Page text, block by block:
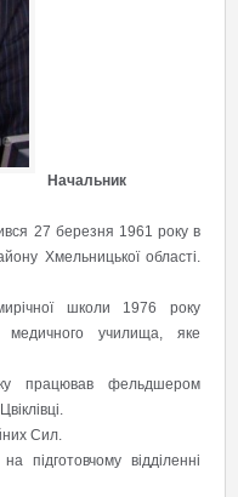
Начальник
27 березня 1961 року в
Хмельницької області.
школи 1976 року
медичного училища, яке
працював фельдшером
Сил.
відділенні